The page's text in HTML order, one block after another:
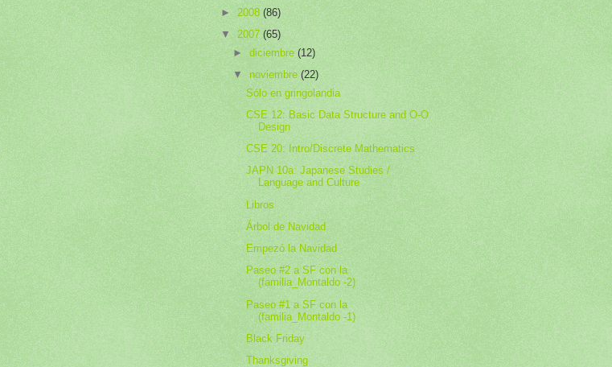
► 2008 (86)
▼ 2007 (65)
►diciembre(12)
▼noviembre(22)
Sólo en gringolandia
CSE 12: Basic Data Structure and O-O
Design
CSE 20: Intro/Discrete Mathematics
JAPN 10a: Japanese Studies /
Language and Culture
Libros
Árbol de Navidad
Empezó la Navidad
Paseo #2 a SF con la
(familia_Montaldo -2)
Paseo #1 a SF con la
(familia_Montaldo -1)
Black Friday
Thanksgiving